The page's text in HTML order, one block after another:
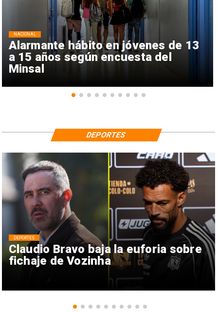
Alarmante hábito en jóvenes de 13
a 15 años según encuesta del
Minsal
NACIONAL
Claudio Bravo baja la euforia sobre
fichaje de Vozinha
DEPORTES
DEPORTES